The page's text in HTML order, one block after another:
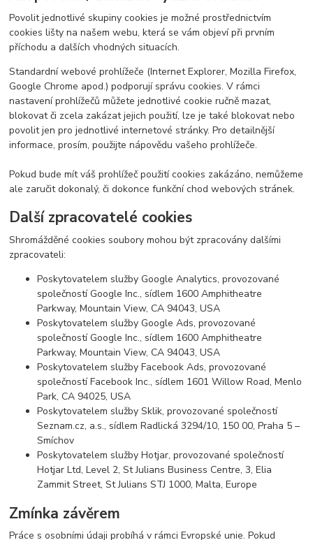
Povolit jednotlivé skupiny cookies je možné prostřednictvím
cookies lišty na našem webu, která se vám objeví při prvním
příchodu a dalších vhodných situacích.
Standardní webové prohlížeče (Internet Explorer, Mozilla Firefox,
Google Chrome apod.) podporují správu cookies. V rámci
nastavení prohlížečů můžete jednotlivé cookie ručně mazat,
blokovat či zcela zakázat jejich použití, lze je také blokovat nebo
povolit jen pro jednotlivé internetové stránky. Pro detailnější
informace, prosím, použijte nápovědu vašeho prohlížeče.
Pokud bude mít váš prohlížeč použití cookies zakázáno, nemůžeme
ale zaručit dokonalý, či dokonce funkční chod webových stránek.
Další zpracovatelé cookies
Shromážděné cookies soubory mohou být zpracovány dalšími
zpracovateli:
Poskytovatelem služby Google Analytics, provozované
společností Google Inc., sídlem 1600 Amphitheatre
Parkway, Mountain View, CA 94043, USA
Poskytovatelem služby Google Ads, provozované
společností Google Inc., sídlem 1600 Amphitheatre
Parkway, Mountain View, CA 94043, USA
Poskytovatelem služby Facebook Ads, provozované
společností Facebook Inc., sídlem 1601 Willow Road, Menlo
Park, CA 94025, USA
Poskytovatelem služby Sklik, provozované společností
Seznam.cz, a.s., sídlem Radlická 3294/10, 150 00, Praha 5 –
Smíchov
Poskytovatelem služby Hotjar, provozované společností
Hotjar Ltd, Level 2, St Julians Business Centre, 3, Elia
Zammit Street, St Julians STJ 1000, Malta, Europe
Zmínka závěrem
Práce s osobními údaji probíhá v rámci Evropské unie. Pokud